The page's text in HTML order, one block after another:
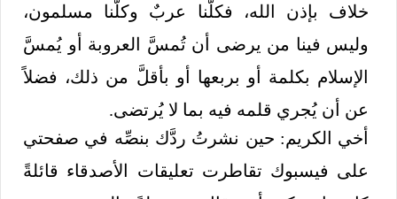
خلاف بإذن الله، فكلُّنا عربٌ وكلُّنا مسلمون،
وليس فينا من يرضى أن تُمسَّ العروبة أو يُمسَّ
الإسلام بكلمة أو بربعها أو بأقلَّ من ذلك، فضلاً
عن أن يُجري قلمه فيه بما لا يُرتضى.
أخي الكريم: حين نشرتُ ردَّك بنصِّه في صفحتي
على فيسبوك تقاطرت تعليقات الأصدقاء قائلةً